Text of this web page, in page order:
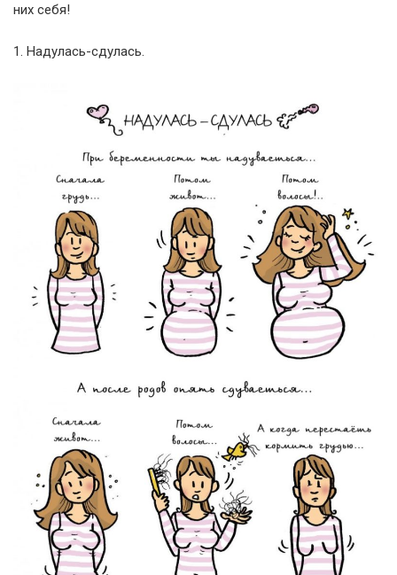
них себя!
1. Надулась-сдулась.